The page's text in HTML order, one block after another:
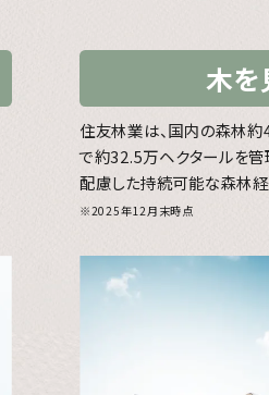
木を
住友林業は、国内の森林
で約32.5万ヘクタールを管
配慮した持続可能な森林経
※2025年12月末時点